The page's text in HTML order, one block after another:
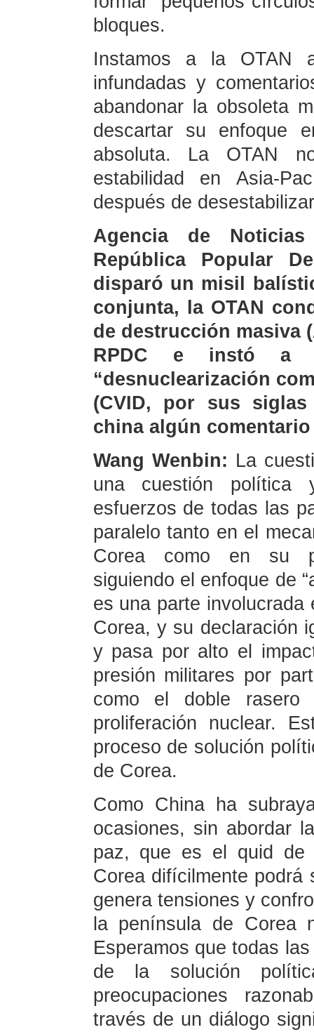
bloques.
Instamos a la OTAN
infundadas y
abandonar la obsoleta
descartar su enfoque
absoluta. La OTAN
estabilidad en Asia-
después de
Agencia de
República Popular
disparó un misil
conjunta, la OTAN
de destrucción masiva
RPDC e instó a
“desnuclearización
(CVID, por sus
china algún
Wang Wenbin: La
una cuestión política
esfuerzos de todas las
paralelo tanto en el
Corea como en su
siguiendo el enfoque de
es una parte
Corea, y su declaración
y pasa por alto el
presión militares por
como el doble
proliferación nuclear.
proceso de solución
de Corea.
Como China ha
ocasiones, sin abordar
paz, que es el quid de
Corea difícilmente podrá
genera tensiones y
la península de Corea
Esperamos que todas
de la solución
preocupaciones
través de un diálogo